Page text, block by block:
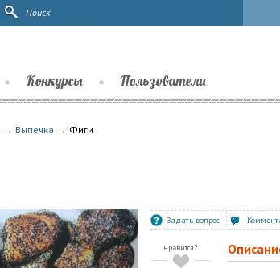
Поиск
Конкурсы Пользователи
→ Выпечка → Фиги
Задать вопрос
нравится?